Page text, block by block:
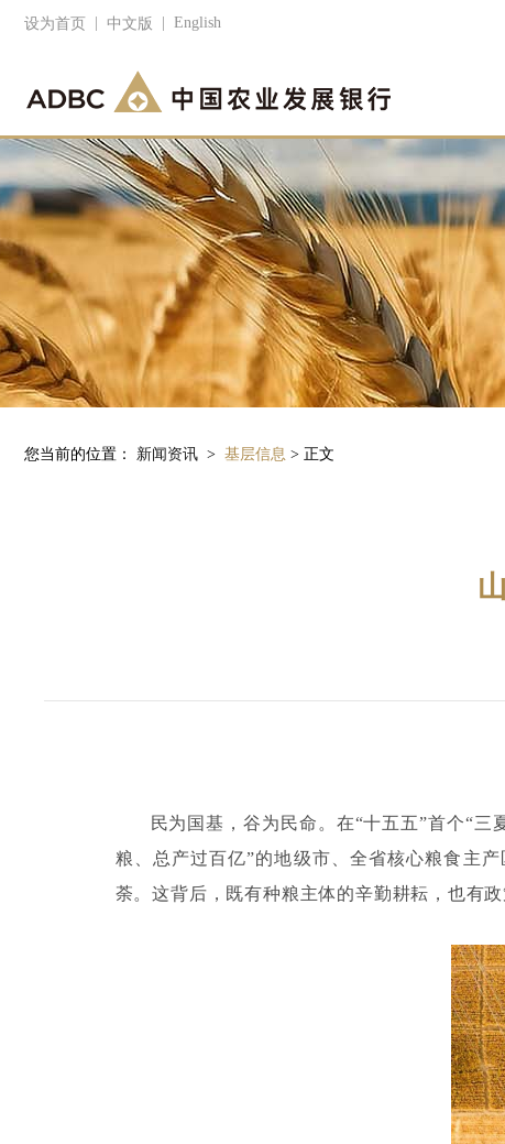
设为首页 中文版 English
您当前的位置： 新闻资讯 > 基层信息 > 正文
民为国基，谷为民命。在“十五五”首个“三
粮、总产过百亿”的地级市、全省核心粮食主
荼。这背后，既有种粮主体的辛勤耕耘，也有政